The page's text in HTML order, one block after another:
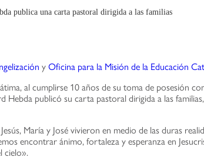
publica una carta pastoral dirigida a las familias
y Oficina para la Misión de la Educación
al cumplirse 10 años de su toma de posesión
Hebda publicó su carta pastoral dirigida a las familias,
María y José vivieron en medio de las duras
encontrar ánimo, fortaleza y esperanza en
cielo».